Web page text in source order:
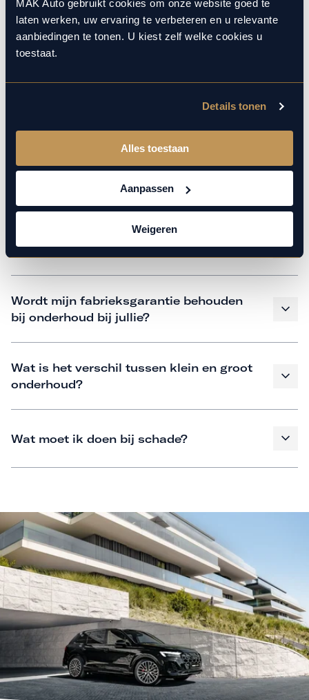
MAK Auto gebruikt cookies om onze website goed te
laten werken, uw ervaring te verbeteren en u relevante
aanbiedingen te tonen. U kiest zelf welke cookies u
toestaat.
Details tonen
Alles toestaan
Aanpassen
Weigeren
verzorgen het onderhoud op hetzelfde niveau als een
merkdealer, met behoud van de fabrieksgarantie. Kom
gerust langs in onze werkplaats voor een APK of een
Hoe weet ik welk onderhoud mijn
auto nodig heeft en wanneer?
Is vervangend vervoer mogelijk?
Wordt mijn fabrieksgarantie behouden
bij onderhoud bij jullie?
Wat is het verschil tussen klein en groot
onderhoud?
Wat moet ik doen bij schade?